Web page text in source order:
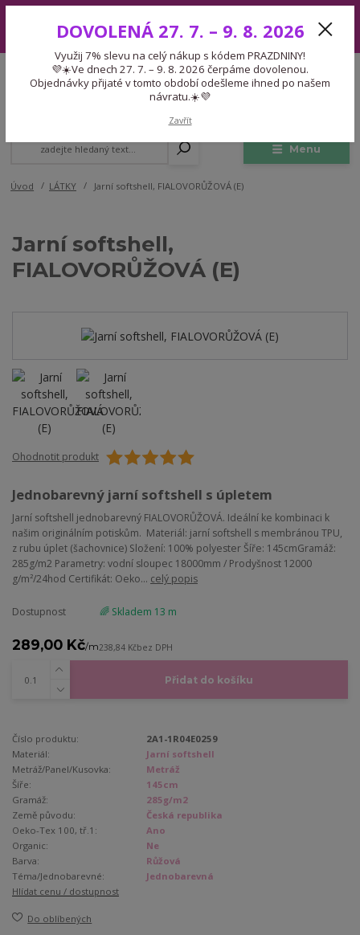
7. – 9. 8. 2026 čerpáme dovolenou. Objednávky přijaté v tomto období
odešleme ihned po našem návratu.☀️💜
Menu
CZK
Expedice 775 866 913
Po-Čt 9-15:30 Pá 9-14:30 Pauza 13-13:45
Úvod LÁTKY Jarní softshell, FIALOVORŮŽOVÁ (E)
Jarní softshell,
FIALOVORŮŽOVÁ (E)
Ohodnotit produkt
Jednobarevný jarní softshell s úpletem
Jarní softshell jednobarevný FIALOVORŮŽOVÁ. Ideální ke kombinaci k
našim originálním potiskům. Materiál: jarní softshell s membránou TPU,
z rubu úplet (šachovnice) Složení: 100% polyester Šíře: 145cmGramáž:
285g/m2 Parametry: vodní sloupec 18000mm / Prodyšnost 12000
g/m²/24hod Certifikát: Oeko... celý popis
Dostupnost 🌈 Skladem 13 m
289,00 Kč/m238,84 Kčbez DPH
Přidat do košíku
Číslo produktu:
2A1-1R04E0259
Materiál:
Jarní softshell
Metráž/Panel/Kusovka:
Metráž
Šíře:
145cm
Gramáž:
285g/m2
Země původu:
Česká republika
Oeko-Tex 100, tř.1:
Ano
Organic:
Ne
Barva:
Růžová
Téma/Jednobarevné:
Jednobarevná
Hlídat cenu / dostupnost
Do oblíbených
DOVOLENÁ 27. 7. – 9. 8. 2026
Využij 7% slevu na celý nákup s kódem PRAZDNINY!
💜☀️Ve dnech 27. 7. – 9. 8. 2026 čerpáme dovolenou.
Objednávky přijaté v tomto období odešleme ihned po našem
návratu.☀️💜
Zavřít